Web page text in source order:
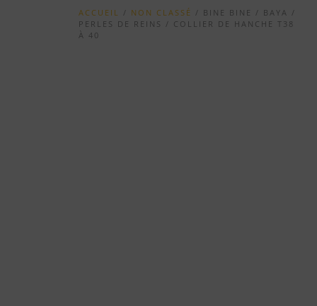
ACCUEIL / NON CLASSÉ / BINE BINE / BAYA /
PERLES DE REINS / COLLIER DE HANCHE T38
À 40